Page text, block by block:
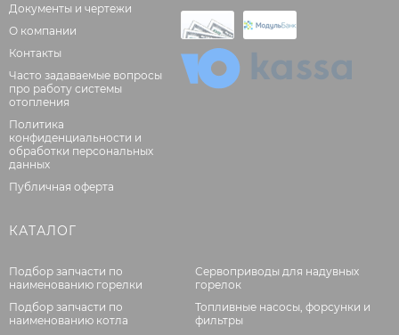
Документы и чертежи
О компании
Контакты
Часто задаваемые вопросы
про работу системы
отопления
Политика
конфиденциальности и
обработки персональных
данных
Публичная оферта
КАТАЛОГ
Подбор запчасти по
наименованию горелки
Подбор запчасти по
наименованию котла
Сервоприводы для надувных
горелок
Топливные насосы, форсунки и
фильтры